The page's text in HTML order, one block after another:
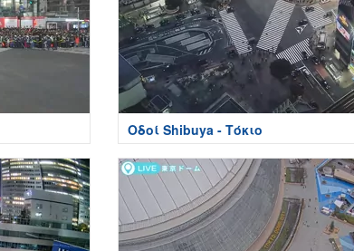
Οδοί Shibuya - Τόκιο